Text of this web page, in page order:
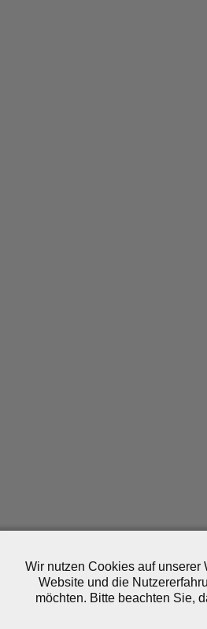
Wir nutzen Cookies auf
Website und die
möchten. Bitte beachten Sie,